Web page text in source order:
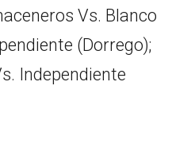
Vs. Blanco
(Dorrego);
Independiente